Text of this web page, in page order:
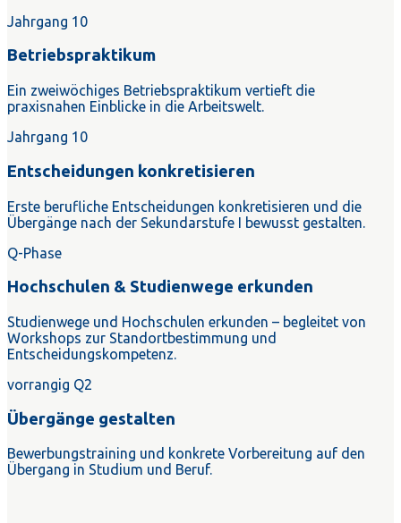
Jahrgang 10
Betriebspraktikum
Ein zweiwöchiges Betriebspraktikum vertieft die
praxisnahen Einblicke in die Arbeitswelt.
Jahrgang 10
Entscheidungen konkretisieren
Erste berufliche Entscheidungen konkretisieren und die
Übergänge nach der Sekundarstufe I bewusst gestalten.
Q-Phase
Hochschulen & Studienwege erkunden
Studienwege und Hochschulen erkunden – begleitet von
Workshops zur Standortbestimmung und
Entscheidungskompetenz.
vorrangig Q2
Übergänge gestalten
Bewerbungstraining und konkrete Vorbereitung auf den
Übergang in Studium und Beruf.